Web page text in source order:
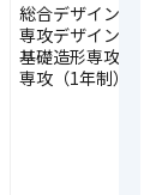
総合デザイン科（
専攻デザイン科（
基礎造形専攻・基
専攻（1年制）